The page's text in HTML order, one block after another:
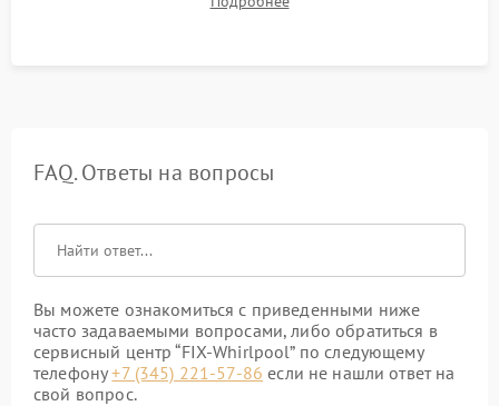
посторонних стуков и протечек под корпусом.
FAQ. Ответы на вопросы
Вы можете ознакомиться с приведенными ниже
часто задаваемыми вопросами, либо обратиться в
сервисный центр “FIX-Whirlpool” по следующему
телефону+7 (345) 221-57-86 если не нашли ответ на
свой вопрос.